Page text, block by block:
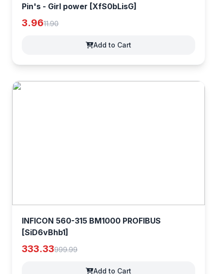
Pin's - Girl power [XfS0bLisG]
3.9611.90
Add to Cart
INFICON 560-315 BM1000 PROFIBUS
[SiD6vBhb1]
333.33999.99
Add to Cart